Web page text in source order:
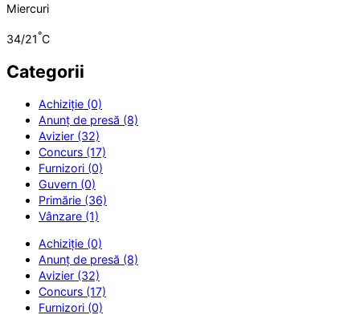
Miercuri
34/21°C
Categorii
Achiziție (0)
Anunț de presă (8)
Avizier (32)
Concurs (17)
Furnizori (0)
Guvern (0)
Primărie (36)
Vânzare (1)
Achiziție (0)
Anunț de presă (8)
Avizier (32)
Concurs (17)
Furnizori (0)